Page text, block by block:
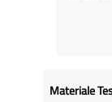
Materiale